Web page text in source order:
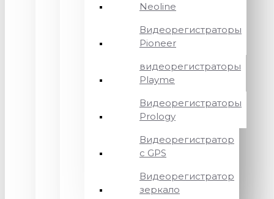
Neoline
Видеорегистраторы
Pioneer
видеорегистраторы
Playme
Видеорегистраторы
Prology
Видеорегистратор
с GPS
Видеорегистратор
зеркало